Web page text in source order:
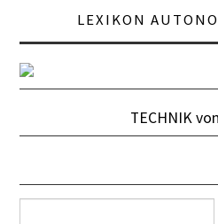
LEXIKON
TECHNIK